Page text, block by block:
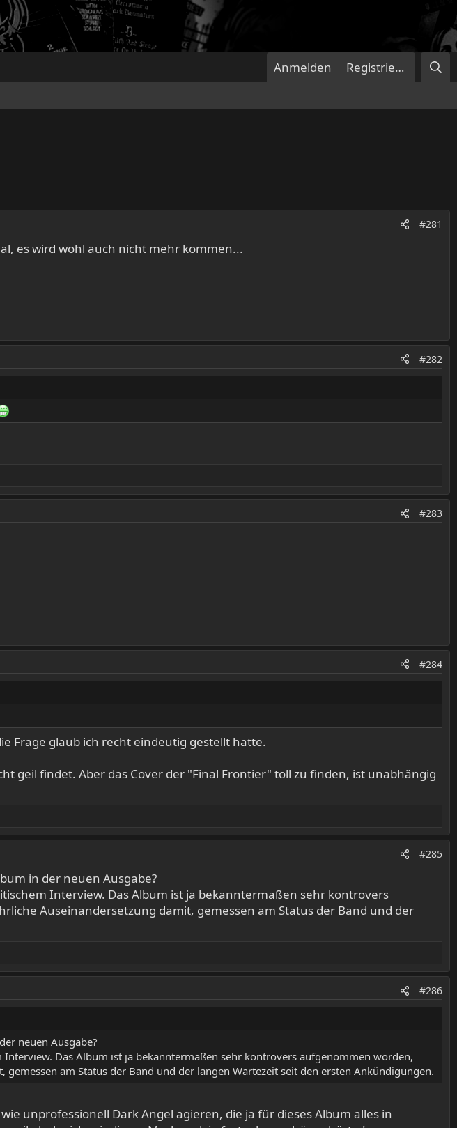
Anmelden Registrieren
#281
es wird wohl auch nicht mehr kommen...
#282
#283
#284
Frage glaub ich recht eindeutig gestellt hatte.
geil findet. Aber das Cover der "Final Frontier" toll zu finden, ist unabhängig
#285
in der neuen Ausgabe?
Interview. Das Album ist ja bekanntermaßen sehr kontrovers
Auseinandersetzung damit, gemessen am Status der Band und der
#286
neuen Ausgabe?
Das Album ist ja bekanntermaßen sehr kontrovers aufgenommen worden,
am Status der Band und der langen Wartezeit seit den ersten Ankündigungen.
unprofessionell Dark Angel agieren, die ja für dieses Album alles in